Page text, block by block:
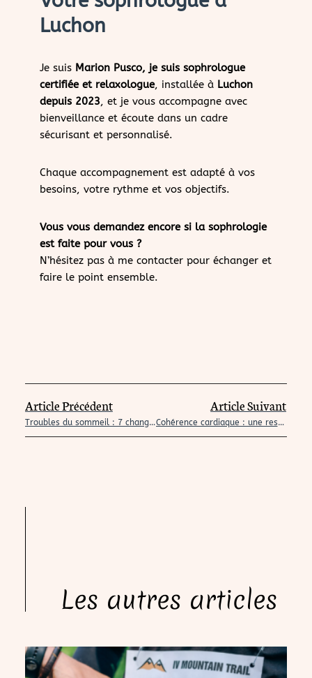
Luchon
Je suis Marion Pusco, je suis sophrologue
certifiée et relaxologue, installée à Luchon
depuis 2023, et je vous accompagne avec
bienveillance et écoute dans un cadre
sécurisant et personnalisé.
Chaque accompagnement est adapté à vos
besoins, votre rythme et vos objectifs.
Vous vous demandez encore si la sophrologie
est faite pour vous ?
N’hésitez pas à me contacter pour échanger et
faire le point ensemble.
Article Précédent
Troubles du sommeil : 7 changements à adopter dès aujourd’hui !
Article Suivant
Cohérence cardiaque : une respiration qui change tout – comprendre et aller plus loin avec la sophrologie
Les autres articles